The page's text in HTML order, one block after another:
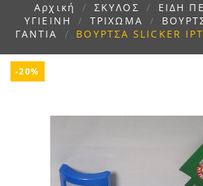
Αρχική ΣΚΥΛΟΣ
ΕΙΔΗ
ΥΓΙΕΙΝΗ
ΤΡΙΧΩΜΑ
ΓΑΝΤΙΑ
ΒΟΥΡΤΣΑ SLICKER
-20%